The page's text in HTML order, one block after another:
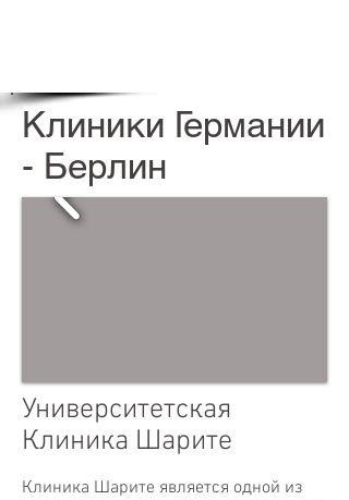
Клиники Германии
- Берлин
Университетская
Клиника Шарите
Клиника Шарите является одной из